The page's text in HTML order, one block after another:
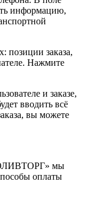
информацию,
позиции заказа,
Нажмите
и заказе,
вводить всё
вы можете
мы
оплаты